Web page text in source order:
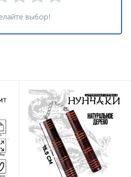
выбор!